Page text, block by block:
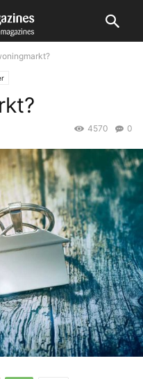
0
4570